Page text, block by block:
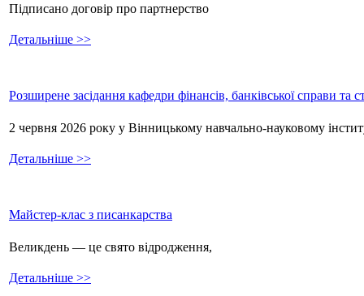
Підписано договір про партнерство
Детальніше >>
Розширене засідання кафедри фінансів, банківської справи та
2 червня 2026 року у Вінницькому навчально-науковому
Детальніше >>
Майстер-клас з писанкарства
Великдень — це свято відродження,
Детальніше >>